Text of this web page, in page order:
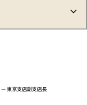
東京支店副支店長